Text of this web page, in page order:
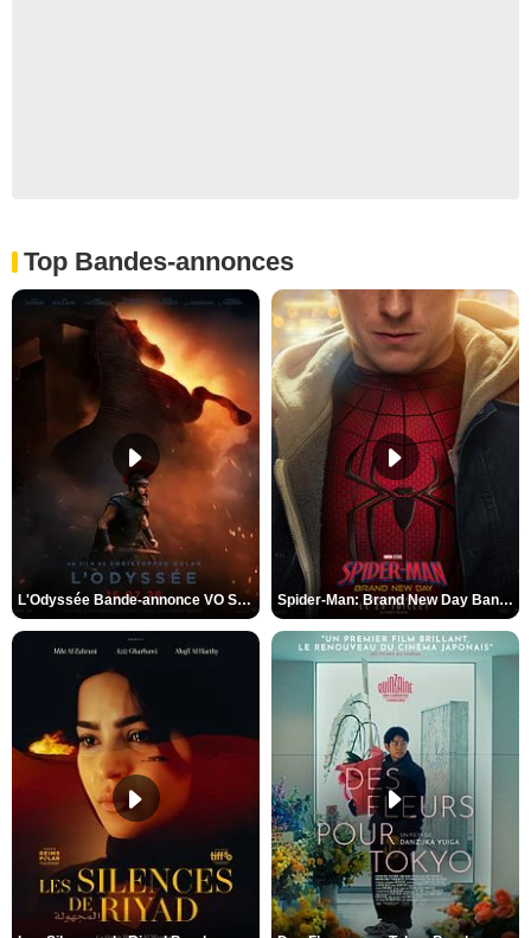
Top Bandes-annonces
L'Odyssée Bande-annonce VO STFR Spider-Man: Brand New Day Bande-annonce VO STFR